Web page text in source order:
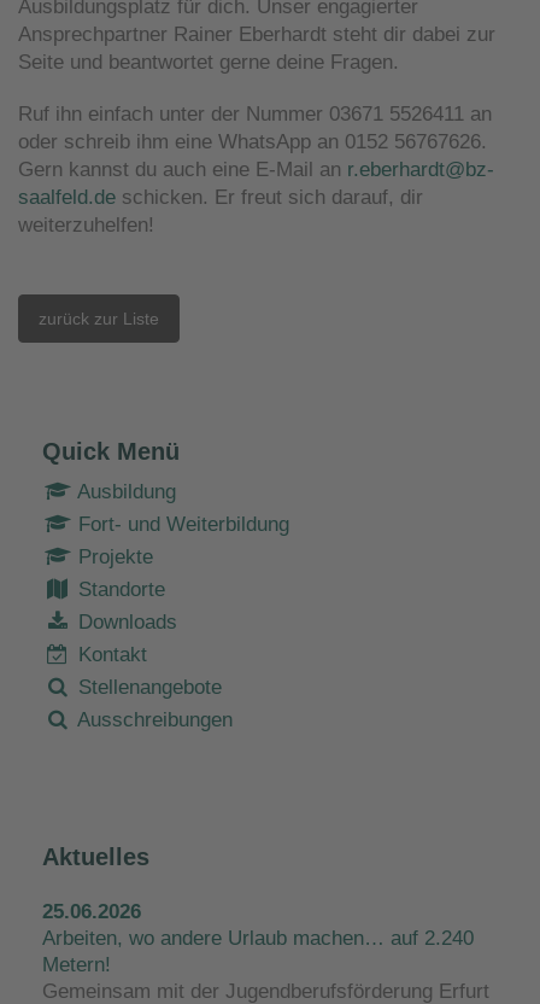
Ausbildungsplatz für dich. Unser engagierter
Ansprechpartner Rainer Eberhardt steht dir dabei zur
Seite und beantwortet gerne deine Fragen.
Ruf ihn einfach unter der Nummer 03671 5526411 an
oder schreib ihm eine WhatsApp an 0152 56767626.
Gern kannst du auch eine E-Mail an r.eberhardt@bz-
saalfeld.de schicken. Er freut sich darauf, dir
weiterzuhelfen!
zurück zur Liste
Quick Menü
Ausbildung
Fort- und Weiterbildung
Projekte
Standorte
Downloads
Kontakt
Stellenangebote
Ausschreibungen
Aktuelles
25.06.2026
Arbeiten, wo andere Urlaub machen… auf 2.240
Metern!
Gemeinsam mit der Jugendberufsförderung Erfurt